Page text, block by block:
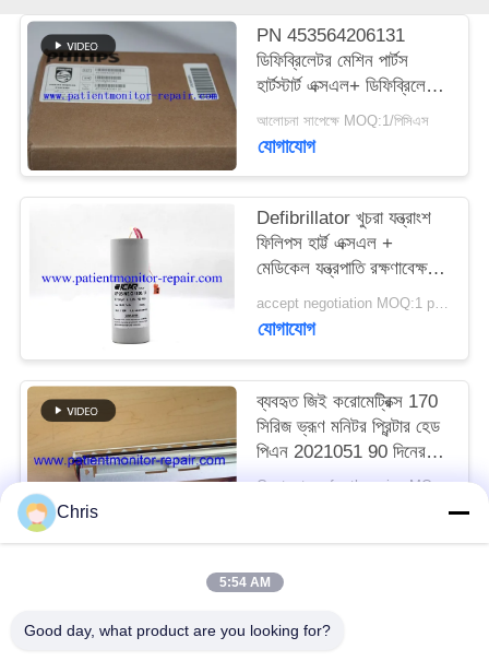
উদ্ধৃতি
অনুরোধ
করুন
NEWS
SITEMAP
PRIVACY
POLICY
PN 453564206131
ডিফিব্রিলেটর মেশিন পার্টস
হার্টস্টার্ট এক্সএল+ ডিফিব্রিলেটর
আলোচনা সাপেক্ষে MOQ:1/পিসিএস
যোগাযোগ
Defibrillator খুচরা যন্ত্রাংশ
ফিলিপস হার্ট্ট এক্সএল +
মেডিকেল যন্ত্রপাতি রক্ষণাবেক্ষণের
জন্য Defibrillator ক্যাপাসিটিaccept negotiation MOQ:1 pcs
যোগাযোগ
ব্যবহৃত জিই করোমেট্রিক্স 170
সিরিজ ভ্রূণ মনিটর প্রিন্টার হেড
পিএন 2021051 90 দিনের
ওয়ারেন্টি সহ
Contact us for the price MOQ:1
Chris
5:54 AM
Good day, what product are you looking for?